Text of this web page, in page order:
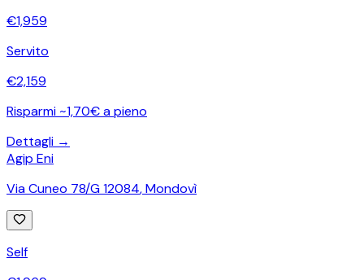
€1,959
Servito
€2,159
Risparmi ~1,70€ a pieno
Dettagli →
Agip Eni
Via Cuneo 78/G 12084,Mondovì
Self